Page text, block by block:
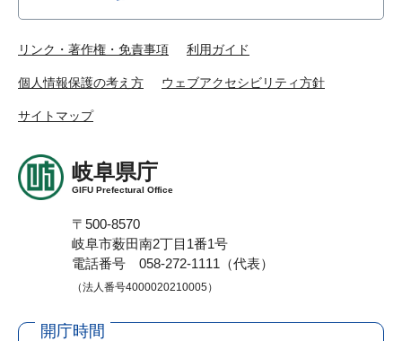
リンク・著作権・免責事項 利用ガイド
個人情報保護の考え方 ウェブアクセシビリティ方針
サイトマップ
岐阜県庁
GIFU Prefectural Office
〒500-8570
岐阜市薮田南2丁目1番1号
電話番号 058-272-1111（代表）
（法人番号4000020210005）
開庁時間